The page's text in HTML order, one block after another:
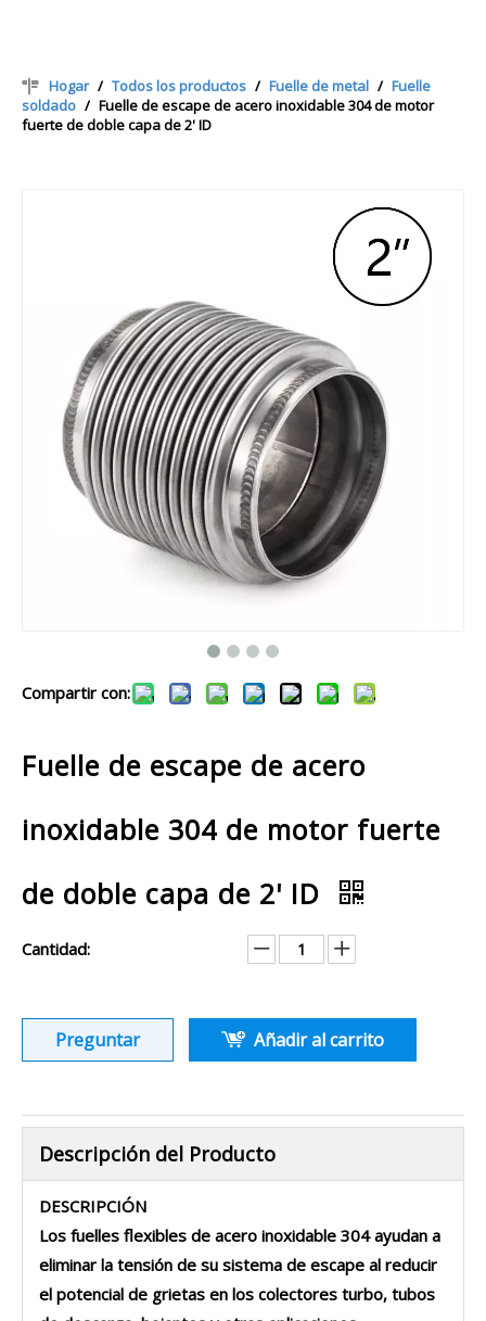
Hogar / Todos los productos / Fuelle de metal / Fuelle
soldado / Fuelle de escape de acero inoxidable 304 de motor
fuerte de doble capa de 2' ID
Compartir con:
Fuelle de escape de acero
inoxidable 304 de motor fuerte
de doble capa de 2' ID
Cantidad:
Preguntar Añadir al carrito
Descripción del Producto
DESCRIPCIÓN
Los fuelles flexibles de acero inoxidable 304 ayudan a
eliminar la tensión de su sistema de escape al reducir
el potencial de grietas en los colectores turbo, tubos